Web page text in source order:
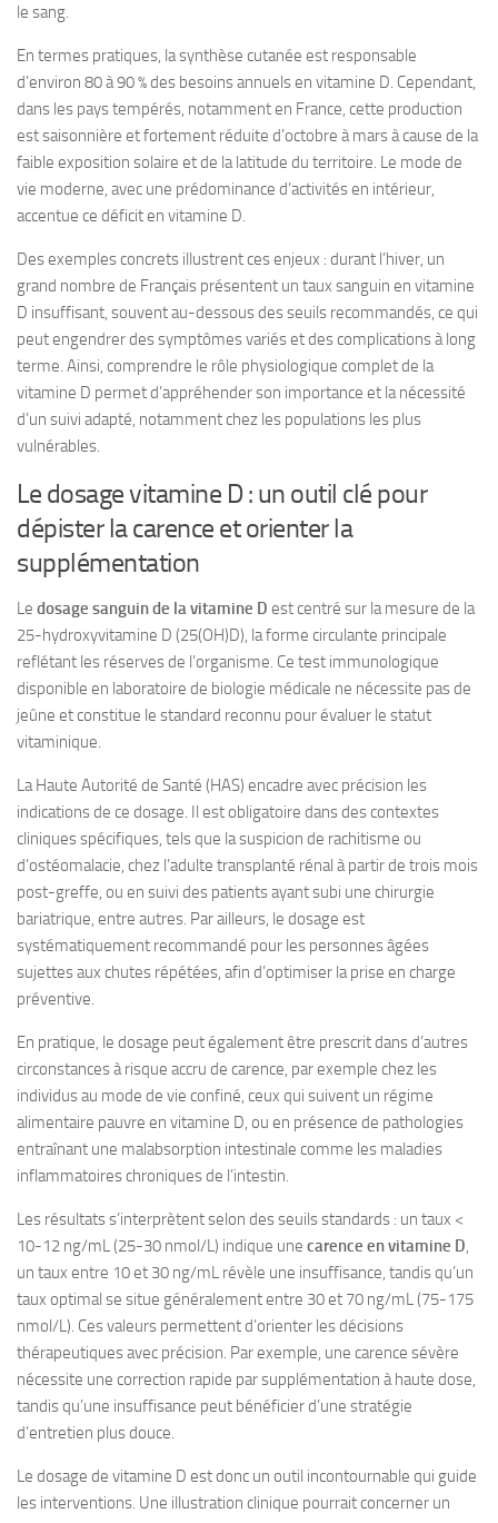
le sang.
En termes pratiques, la synthèse cutanée est responsable
d’environ 80 à 90 % des besoins annuels en vitamine D. Cependant,
dans les pays tempérés, notamment en France, cette production
est saisonnière et fortement réduite d’octobre à mars à cause de la
faible exposition solaire et de la latitude du territoire. Le mode de
vie moderne, avec une prédominance d’activités en intérieur,
accentue ce déficit en vitamine D.
Des exemples concrets illustrent ces enjeux : durant l’hiver, un
grand nombre de Français présentent un taux sanguin en vitamine
D insuffisant, souvent au-dessous des seuils recommandés, ce qui
peut engendrer des symptômes variés et des complications à long
terme. Ainsi, comprendre le rôle physiologique complet de la
vitamine D permet d’appréhender son importance et la nécessité
d’un suivi adapté, notamment chez les populations les plus
vulnérables.
Le dosage vitamine D : un outil clé pour
dépister la carence et orienter la
supplémentation
Le dosage sanguin de la vitamine D est centré sur la mesure de la
25-hydroxyvitamine D (25(OH)D), la forme circulante principale
reflétant les réserves de l’organisme. Ce test immunologique
disponible en laboratoire de biologie médicale ne nécessite pas de
jeûne et constitue le standard reconnu pour évaluer le statut
vitaminique.
La Haute Autorité de Santé (HAS) encadre avec précision les
indications de ce dosage. Il est obligatoire dans des contextes
cliniques spécifiques, tels que la suspicion de rachitisme ou
d’ostéomalacie, chez l’adulte transplanté rénal à partir de trois mois
post-greffe, ou en suivi des patients ayant subi une chirurgie
bariatrique, entre autres. Par ailleurs, le dosage est
systématiquement recommandé pour les personnes âgées
sujettes aux chutes répétées, afin d’optimiser la prise en charge
préventive.
En pratique, le dosage peut également être prescrit dans d’autres
circonstances à risque accru de carence, par exemple chez les
individus au mode de vie confiné, ceux qui suivent un régime
alimentaire pauvre en vitamine D, ou en présence de pathologies
entraînant une malabsorption intestinale comme les maladies
inflammatoires chroniques de l’intestin.
Les résultats s’interprètent selon des seuils standards : un taux <
10-12 ng/mL (25-30 nmol/L) indique une carence en vitamine D,
un taux entre 10 et 30 ng/mL révèle une insuffisance, tandis qu’un
taux optimal se situe généralement entre 30 et 70 ng/mL (75-175
nmol/L). Ces valeurs permettent d’orienter les décisions
thérapeutiques avec précision. Par exemple, une carence sévère
nécessite une correction rapide par supplémentation à haute dose,
tandis qu’une insuffisance peut bénéficier d’une stratégie
d’entretien plus douce.
Le dosage de vitamine D est donc un outil incontournable qui guide
les interventions. Une illustration clinique pourrait concerner un